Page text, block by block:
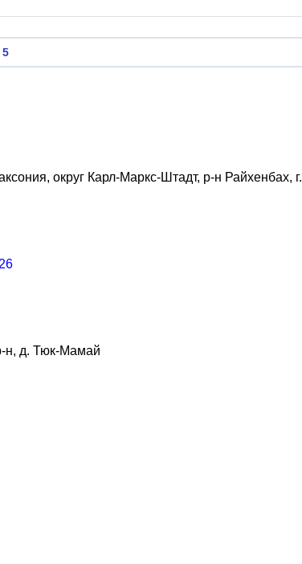
5
округ Карл-Маркс-Штадт, р-н Райхенбах, г.
н, д. Тюк-Мамай